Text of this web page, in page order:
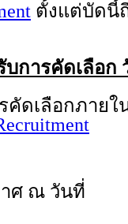
ตั้งแต่บัดนี้
การคัดเลือก
เลือกภายใ
าศ ณ วันที่